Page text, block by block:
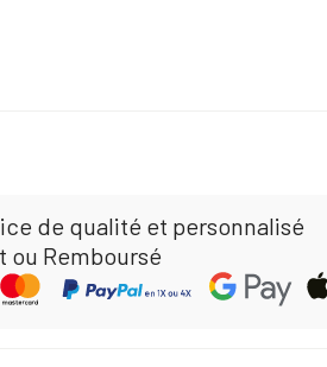
de qualité et personnalisé
ou Remboursé